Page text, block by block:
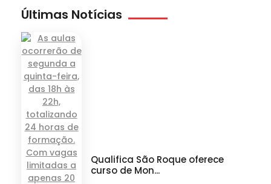
Últimas Notícias
Qualifica São Roque oferece
curso de Mon...